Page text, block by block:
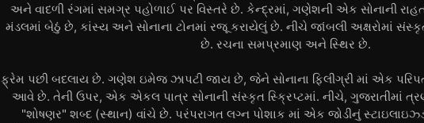
અને વાદળી રંગમાં સમગ્ર પહોળાઈ પર વિસ્તરે છે. કેન્દ્રમાં, ગણેશની એક સોનાની
મંડલમાં બેઠું છે, કાંસ્ય અને સોનાના ટોનમાં રજૂ કરાયેલું છે. નીચે જાંબલી અક્ષરોમાં
છે. રચના સમપ્રમાણ અને સ્થિર છે.
ફ્રેમ પછી બદલાય છે. ગણેશ ઇમેજ ઝાપટી જાય છે, જેને સોનાના ફિલીગ્રી માં એક પરિપત્ર
આવે છે. તેની ઉપર, એક એકલ પાત્ર સોનાની સંસ્કૃત સ્ક્રિપ્ટમાં. નીચે, ગુજરાતીમાં
"શોષણર" શબ્દ (સ્થાન) વાંચે છે. પરંપરાગત લગ્ન પોશાક માં એક જોડીનું